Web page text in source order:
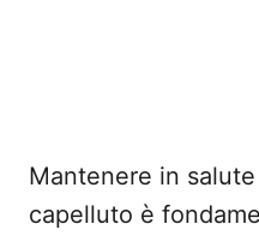
Mantenere in
capelluto è